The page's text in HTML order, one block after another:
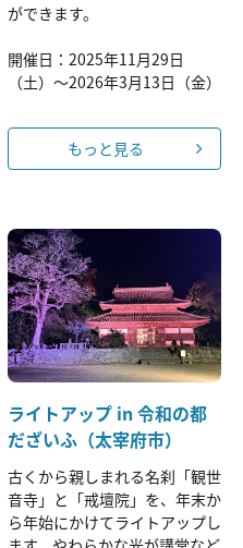
ができます。
開催日：2025年11月29日
（土）～2026年3月13日（金）
もっと見る
ライトアップ in 令和の都
だざいふ（太宰府市）
古くから親しまれる名刹「観世
音寺」と「戒壇院」を、年末か
ら年始にかけてライトアップし